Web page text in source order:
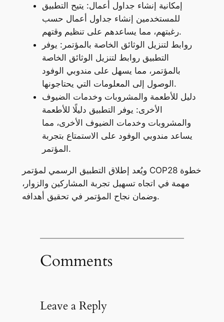
إمكانية إنشاء جداول أعمال: يتيح التطبيق
للمستخدمين إنشاء جداول أعمال حسب
رغبتهم، مما يساعدهم على تنظيم وقتهم.
روابط لتنزيل الوثائق الخاصة بالمؤتمر: يوفر
التطبيق روابط لتنزيل الوثائق الخاصة
بالمؤتمر، مما يسهل على مندوبي الوفود
الوصول إلى المعلومات التي يحتاجونها.
دليل للأطعمة والمشروبات وخدمات الضيوف
الأخرى: يوفر التطبيق دليلًا للأطعمة
والمشروبات وخدمات الضيوف الأخرى، مما
يساعد مندوبي الوفود على الاستمتاع بتجربة
المؤتمر.
ويُعد إطلاق التطبيق الرسمي لمؤتمر COP28 خطوة
مهمة في اتجاه تسهيل تجربة المشاركين والزوار،
وضمان نجاح المؤتمر في تحقيق أهدافه.
Comments
Leave a Reply